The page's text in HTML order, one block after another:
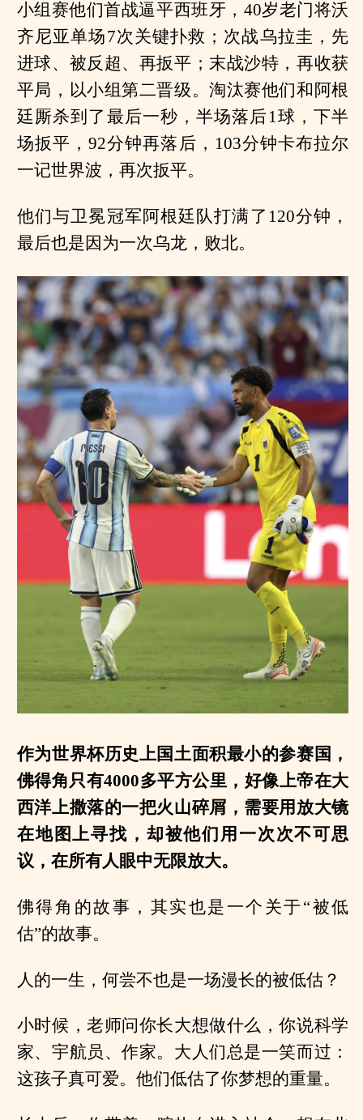
小组赛他们首战逼平西班牙，40岁老门将沃
齐尼亚单场7次关键扑救；次战乌拉圭，先
进球、被反超、再扳平；末战沙特，再收获
平局，以小组第二晋级。淘汰赛他们和阿根
廷厮杀到了最后一秒，半场落后1球，下半
场扳平，92分钟再落后，103分钟卡布拉尔
一记世界波，再次扳平。
他们与卫冕冠军阿根廷队打满了120分钟，
最后也是因为一次乌龙，败北。
作为世界杯历史上国土面积最小的参赛国，
佛得角只有4000多平方公里，好像上帝在大
西洋上撒落的一把火山碎屑，需要用放大镜
在地图上寻找，却被他们用一次次不可思
议，在所有人眼中无限放大。
佛得角的故事，其实也是一个关于“被低
估”的故事。
人的一生，何尝不也是一场漫长的被低估？
小时候，老师问你长大想做什么，你说科学
家、宇航员、作家。大人们总是一笑而过：
这孩子真可爱。他们低估了你梦想的重量。